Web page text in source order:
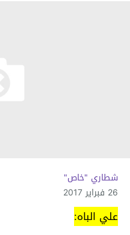
شطاري "خاص"
26 فبراير 2017
علي الباه: